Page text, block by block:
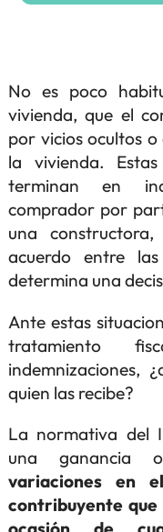
No es poco
vivienda, que el
por vicios ocultos
la vivienda.
terminan en
comprador por
una
acuerdo entre
determina una
Ante estas
tratamiento
indemnizaciones,
quien las recibe?
La normativa del
una ganancia
variaciones en
contribuyente